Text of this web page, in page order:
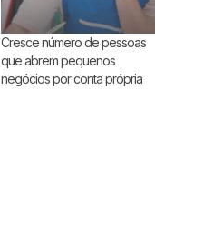
Cresce número de pessoas
que abrem pequenos
negócios por conta própria